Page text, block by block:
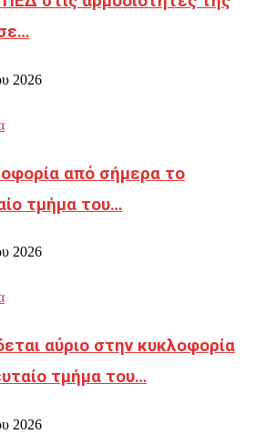
2026
από σήμερα το
τμήμα του…
2026
αύριο στην κυκλοφορία
τμήμα του…
2026